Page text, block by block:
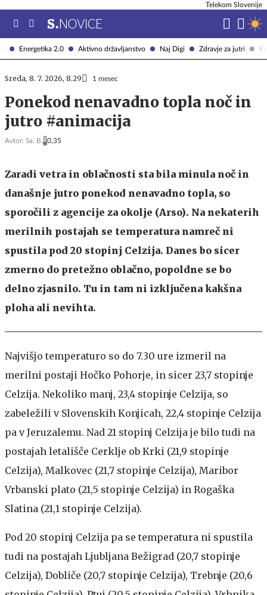
Energetika 2.0 Aktivno državljanstvo Naj Digi Zdravje za jutri
Telekom Slovenije
Sreda, 8. 7. 2026, 8.29 1 mesec
Ponekod nenavadno topla noč in
jutro #animacija
Avtor: Sa. B. 0,35
Zaradi vetra in oblačnosti sta bila minula noč in
današnje jutro ponekod nenavadno topla, so
sporočili z agencije za okolje (Arso). Na nekaterih
merilnih postajah se temperatura namreč ni
spustila pod 20 stopinj Celzija. Danes bo sicer
zmerno do pretežno oblačno, popoldne se bo
delno zjasnilo. Tu in tam ni izključena kakšna
ploha ali nevihta.
Najvišjo temperaturo so do 7.30 ure izmeril na
merilni postaji Hočko Pohorje, in sicer 23,7 stopinje
Celzija. Nekoliko manj, 23,4 stopinje Celzija, so
zabeležili v Slovenskih Konjicah, 22,4 stopinje Celzija
pa v Jeruzalemu. Nad 21 stopinj Celzija je bilo tudi na
postajah letališče Cerklje ob Krki (21,9 stopinje
Celzija), Malkovec (21,7 stopinje Celzija), Maribor
Vrbanski plato (21,5 stopinje Celzija) in Rogaška
Slatina (21,1 stopinje Celzija).
Pod 20 stopinj Celzija pa se temperatura ni spustila
tudi na postajah Ljubljana Bežigrad (20,7 stopinje
Celzija), Dobliče (20,7 stopinje Celzija), Trebnje (20,6